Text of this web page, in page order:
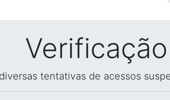
tentativas de acessos